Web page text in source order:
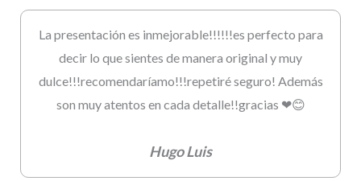
La presentación es inmejorable!!!!!!es perfecto para
decir lo que sientes de manera original y muy
dulce!!!recomendaríamo!!!repetiré seguro! Además
son muy atentos en cada detalle!!gracias ❤😊
Hugo Luis